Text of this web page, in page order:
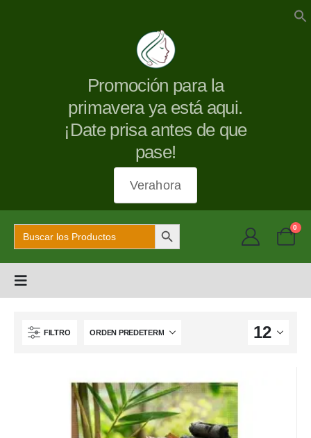
Promoción para la
primavera ya está aqui.
¡Date prisa antes de que
pase!
Verahora
Buscar: Botón de búsqueda 0
FILTRO